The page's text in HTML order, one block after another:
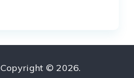
Copyright © 2026.